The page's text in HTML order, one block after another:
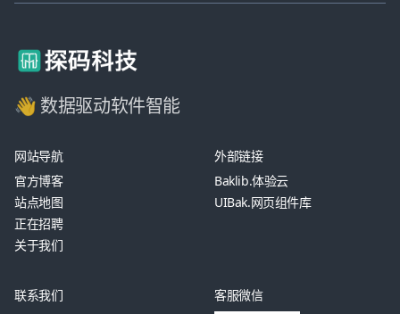
👋 数据驱动软件智能
网站导航
官方博客
站点地图
正在招聘
关于我们
外部链接
Baklib.体验云
UIBak.网页组件库
联系我们
客服微信